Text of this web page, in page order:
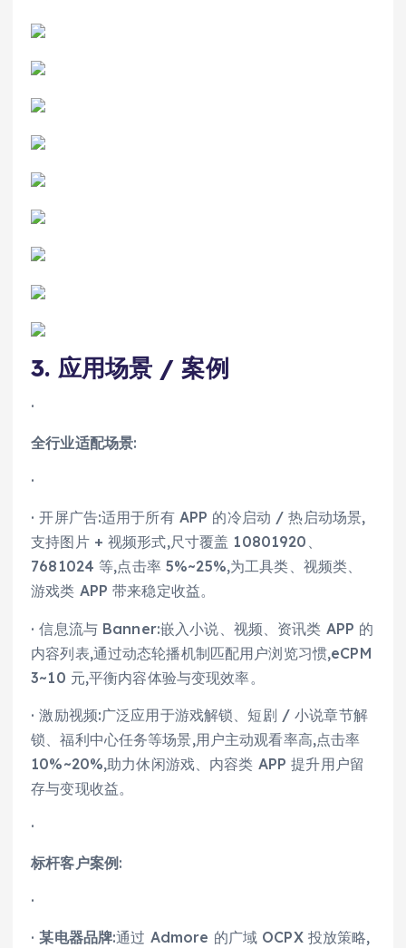
3. 应用场景 / 案例
·
全行业适配场景:
·
· 开屏广告:适用于所有 APP 的冷启动 / 热启动场景,
支持图片 + 视频形式,尺寸覆盖 10801920、
7681024 等,点击率 5%~25%,为工具类、视频类、
游戏类 APP 带来稳定收益。
· 信息流与 Banner:嵌入小说、视频、资讯类 APP 的
内容列表,通过动态轮播机制匹配用户浏览习惯,eCPM
3~10 元,平衡内容体验与变现效率。
· 激励视频:广泛应用于游戏解锁、短剧 / 小说章节解
锁、福利中心任务等场景,用户主动观看率高,点击率
10%~20%,助力休闲游戏、内容类 APP 提升用户留
存与变现收益。
·
标杆客户案例:
·
·某电器品牌:通过 Admore 的广域 OCPX 投放策略,